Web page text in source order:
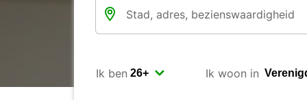
Ik ben Ik woon in